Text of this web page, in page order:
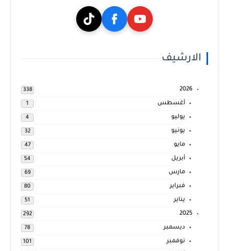
الارشيف
2026
338
أغسطس 1
يوليو 4
يونيو 32
مايو 47
أبريل 54
مارس 69
فبراير 80
يناير 51
2025
292
ديسمبر 78
نوفمبر 101